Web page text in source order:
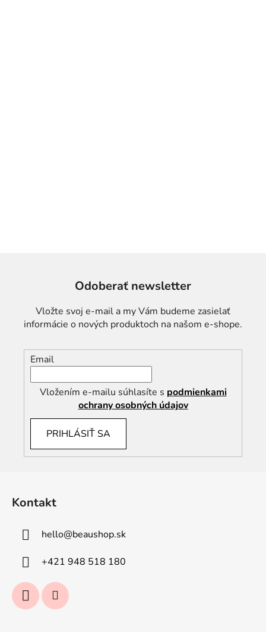
Odoberať newsletter
Vložte svoj e-mail a my Vám budeme zasielať
informácie o nových produktoch na našom e-shope.
Email
Vložením e-mailu súhlasíte s podmienkami
ochrany osobných údajov
PRIHLÁSIŤ SA
Kontakt
hello@beaushop.sk
+421 948 518 180